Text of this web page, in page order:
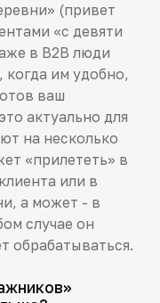
(привет
«с девяти
в B2B люди
когда им удобно,
ваш
актуально для
на несколько
«прилететь» в
или в
а может - в
случае он
обрабатываться.